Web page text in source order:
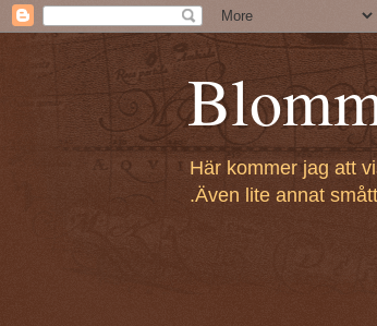
Här kommer jag att
.Även lite annat